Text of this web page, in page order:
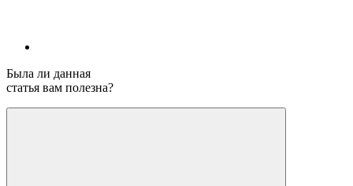
Была ли данная
статья вам полезна?